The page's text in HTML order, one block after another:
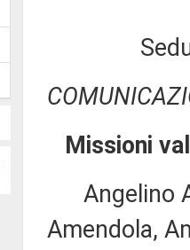
Missioni
Angelino
Amendola,